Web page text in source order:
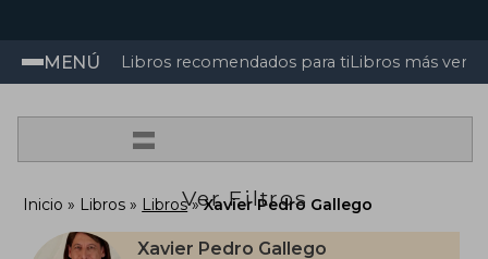
MENÚ Libros recomendados para tiLibros más
=
Ver Filtros
Inicio Libros Libros Xavier Pedro Gallego
Xavier Pedro Gallego